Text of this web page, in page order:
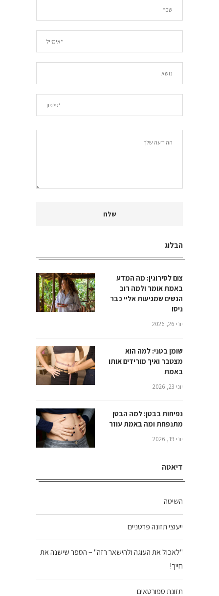
הבלוג
צום לסירוגין: מה המדע
באמת אומר ולמה רוב
הנשים שמגיעות אליי כבר
ניסו
יוני 26, 2026
שומן בטני: למה הוא
מצטבר ואיך מורידים אותו
באמת
יוני 23, 2026
נפיחות בבטן: למה הבטן
מתנפחת ומה באמת עוזר
יוני 19, 2026
דיאטה
השיטה
ייעוצי תזונה פרטניים
"לאכול את העוגה ולהישאר רזה" – הספר שישנה את
חייך!
תזונת ספורטאים